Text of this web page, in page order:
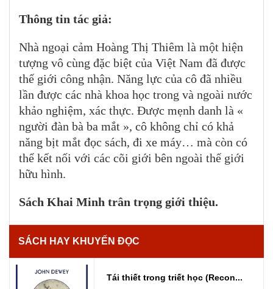
Thông tin tác giả:
Nhà ngoại cảm Hoàng Thị Thiêm là một hiện
tượng vô cùng đặc biệt của Việt Nam đã được
thế giới công nhận. Năng lực của cô đã nhiều
lần được các nhà khoa học trong và ngoài nước
khảo nghiệm, xác thực. Được mẹnh danh là «
người đàn bà ba mắt », cô không chỉ có khả
năng bịt mắt đọc sách, đi xe máy… mà còn có
thể kết nối với các cõi giới bên ngoài thế giới
hữu hình.
Sách Khai Minh trân trọng giới thiệu.
SÁCH HAY KHUYẾN ĐỌC
Tái thiết trong triết học (Recon...